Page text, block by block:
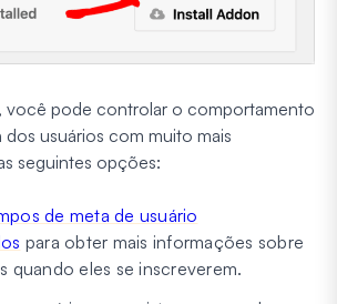
você pode controlar o comportamento
usuários com muito mais
seguintes opções:
de meta de usuário
para obter mais informações sobre
quando eles se inscreverem.